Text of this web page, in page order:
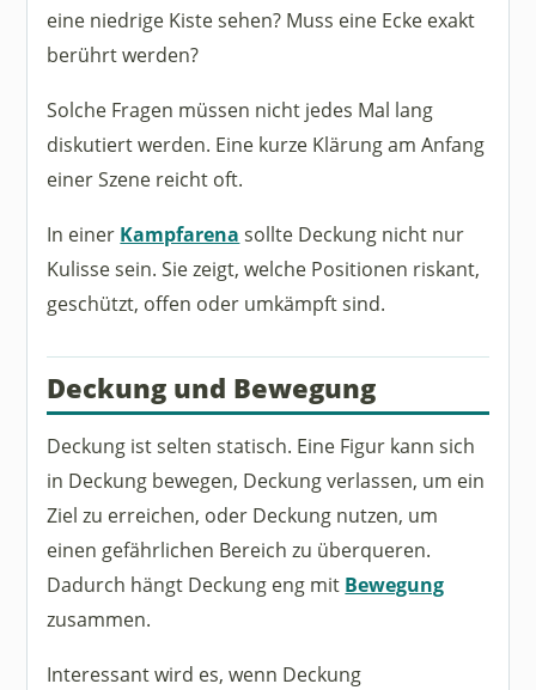
eine niedrige Kiste sehen? Muss eine Ecke exakt
berührt werden?
Solche Fragen müssen nicht jedes Mal lang
diskutiert werden. Eine kurze Klärung am Anfang
einer Szene reicht oft.
In einer Kampfarena sollte Deckung nicht nur
Kulisse sein. Sie zeigt, welche Positionen riskant,
geschützt, offen oder umkämpft sind.
Deckung und Bewegung
Deckung ist selten statisch. Eine Figur kann sich
in Deckung bewegen, Deckung verlassen, um ein
Ziel zu erreichen, oder Deckung nutzen, um
einen gefährlichen Bereich zu überqueren.
Dadurch hängt Deckung eng mit Bewegung
zusammen.
Interessant wird es, wenn Deckung